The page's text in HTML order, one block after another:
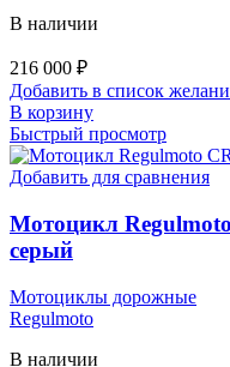
В наличии
216 000 ₽
Добавить в список
В корзину
Быстрый просмотр
Добавить для сравнения
Мотоцикл
серый
Мотоциклы дорожные
Regulmoto
В наличии